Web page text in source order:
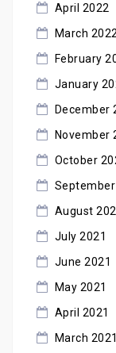
April 2022
March 2022
February
January
December
November
October
September
August
July 2021
June 2021
May 2021
April 2021
March 2021